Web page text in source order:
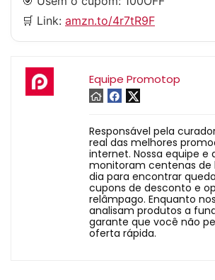
🛒 Link: amzn.to/4r7tR9F
Equipe Promotop
Responsável pela
real das melhores
internet. Nossa equipe e
monitoram centenas de
dia para encontrar
cupons de desconto e
relâmpago. Enquanto
analisam produtos a
garante que você não
oferta rápida.